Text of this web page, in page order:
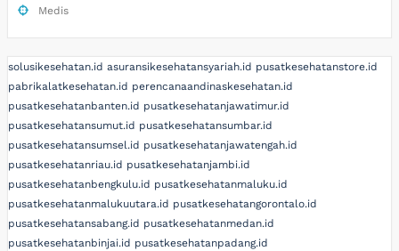
Medis
solusikesehatan.id asuransikesehatansyariah.id pusatkesehatanstore.id
pabrikalatkesehatan.id perencanaandinaskesehatan.id
pusatkesehatanbanten.id pusatkesehatanjawatimur.id
pusatkesehatansumut.id pusatkesehatansumbar.id
pusatkesehatansumsel.id pusatkesehatanjawatengah.id
pusatkesehatanriau.id pusatkesehatanjambi.id
pusatkesehatanbengkulu.id pusatkesehatanmaluku.id
pusatkesehatanmalukuutara.id pusatkesehatangorontalo.id
pusatkesehatansabang.id pusatkesehatanmedan.id
pusatkesehatanbinjai.id pusatkesehatanpadang.id